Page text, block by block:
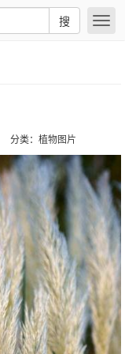
搜
分类： 植物图片